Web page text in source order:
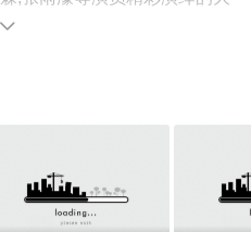
删减完整版动漫全集就上策
